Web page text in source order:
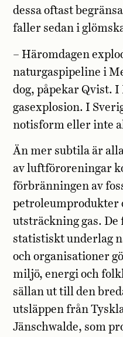
dessa oftast
faller sedan i
– Häromdagen
naturgaspipeline i
dog, påpekar Qvist. I
gasexplosion. I
notisform eller inte
Än mer subtila är
av luftföroreningar
förbränningen av
petroleumprodukter
utsträckning gas. De
statistiskt underlag
och organisationer
miljö, energi och
sällan ut till den
utsläppen från
Jänschwalde, som